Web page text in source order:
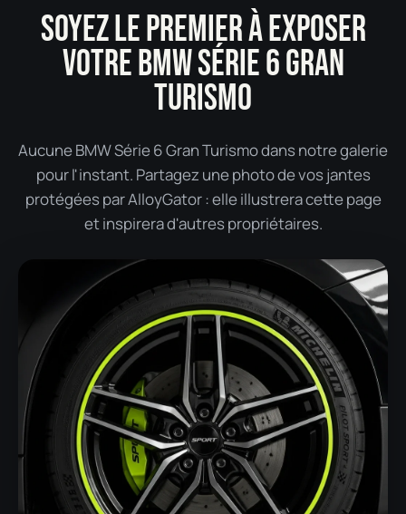
SOYEZ LE PREMIER À EXPOSER
VOTRE BMW SÉRIE 6 GRAN
TURISMO
Aucune BMW Série 6 Gran Turismo dans notre galerie
pour l'instant. Partagez une photo de vos jantes
protégées par AlloyGator : elle illustrera cette page
et inspirera d'autres propriétaires.